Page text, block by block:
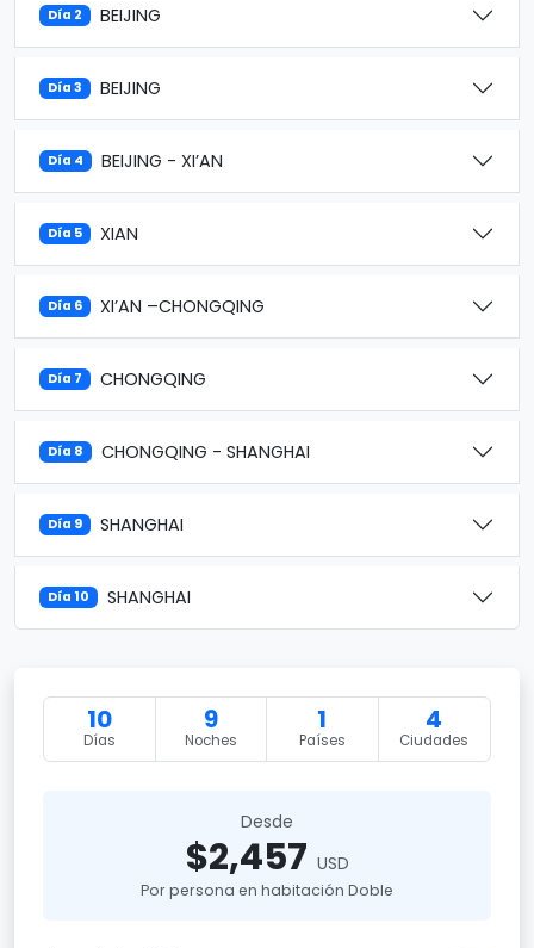
Día 2 BEIJING
Día 3 BEIJING
Día 4 BEIJING - XI’AN
Día 5 XIAN
Día 6 XI’AN –CHONGQING
Día 7 CHONGQING
Día 8 CHONGQING - SHANGHAI
Día 9 SHANGHAI
Día 10 SHANGHAI
10
Días
9
Noches
1
Países
4
Ciudades
Desde
$2,457 USD
Por persona en habitación Doble